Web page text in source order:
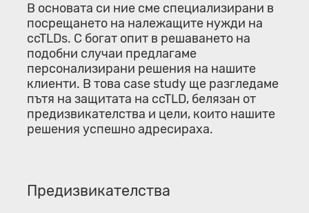
В основата си ние сме специализирани в
посрещането на належащите нужди на
ccTLDs. С богат опит в решаването на
подобни случаи предлагаме
персонализирани решения на нашите
клиенти. В това case study ще разгледаме
пътя на защитата на ccTLD, белязан от
предизвикателства и цели, които нашите
решения успешно адресираха.
Предизвикателства